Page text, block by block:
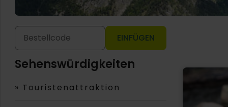
EINFÜGEN
Sehenswürdigkeiten
» Touristenattraktion